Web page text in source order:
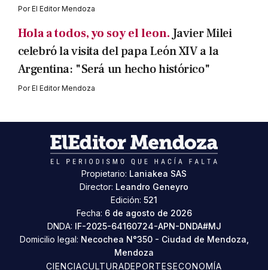
PorEl Editor Mendoza
Hola a todos, yo soy el leon. Javier Milei
celebró la visita del papa León XIV a la
Argentina: "Será un hecho histórico"
PorEl Editor Mendoza
Propietario: Laniakea SAS
Director: Leandro Geneyro
Edición: 521
Fecha: 6 de agosto de 2026
DNDA: IF-2025-64160724-APN-DNDA#MJ
Domicilio legal: Necochea N°350 - Ciudad de Mendoza,
Mendoza
CIENCIACULTURADEPORTESECONOMÍA